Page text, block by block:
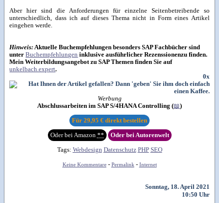
Aber hier sind die Anforderungen für einzelne Seitenbetreibende so
unterschiedlich, dass ich auf dieses Thema nicht in Form eines Artikel
eingehen werde.
Hinweis: Aktuelle Buchempfehlungen besonders SAP Fachbücher sind
unterBuchempfehlungen inklusive ausführlicher Rezenssionenzu finden.
Mein Weiterbildungsangebot zu SAP Themen finden Sie auf
unkelbach.expert.
0x
Werbung
Abschlussarbeiten im SAP S/4HANA Controlling (📖)
Für 29,95 € direkt bestellen
Oder bei Amazon ** Oder bei Autorenwelt
Tags: Webdesign Datenschutz PHP SEO
Keine Kommentare- Permalink - Internet
Sonntag, 18. April 2021
10:50 Uhr